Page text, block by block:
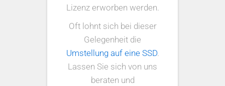
Lizenz erworben werden.
Oft lohnt sich bei dieser
Gelegenheit die
Umstellung auf eine SSD.
Lassen Sie sich von uns
beraten und